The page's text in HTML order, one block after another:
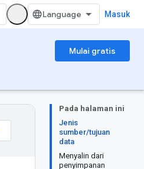
Masuk
Mulai gratis
Pada halaman ini
Jenis
sumber/tujuan
data
Menyalin dari
penyimpanan